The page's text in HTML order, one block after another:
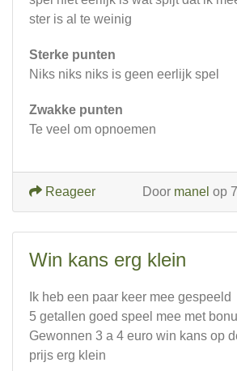
ster is al te weinig
Sterke punten
Niks niks niks is geen eerlijk spel
Zwakke punten
Te veel om opnoemen
Door manel op
Reageer
Win kans erg klein
Ik heb een paar keer mee gespeeld
5 getallen goed speel mee met
Gewonnen 3 a 4 euro win kans op
prijs erg klein